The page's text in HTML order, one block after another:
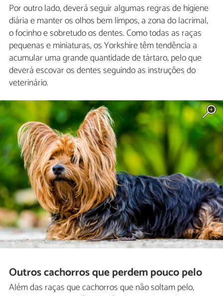
Por outro lado, deverá seguir algumas regras de higiene
diária e manter os olhos bem limpos, a zona do lacrimal,
o focinho e sobretudo os dentes. Como todas as raças
pequenas e miniaturas, os Yorkshire têm tendência a
acumular uma grande quantidade de tártaro, pelo que
deverá escovar os dentes seguindo as instruções do
veterinário.
Outros cachorros que perdem pouco pelo
Além das raças que cachorros que não soltam pelo,